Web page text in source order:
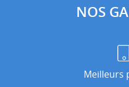
NOS
Meilleurs